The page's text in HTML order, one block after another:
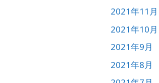
2021年11月
2021年10月
2021年9月
2021年8月